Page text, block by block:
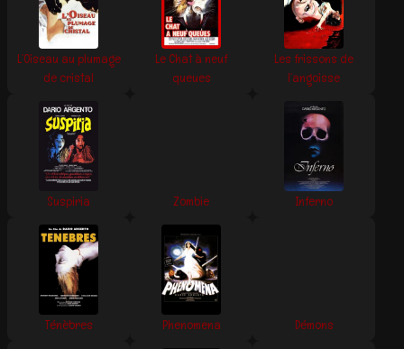
L’Oiseau au plumage
de cristal
Le Chat à neuf
queues
Les frissons de
l’angoisse
Suspiria Zombie Inferno
Ténèbres Phenomena Démons